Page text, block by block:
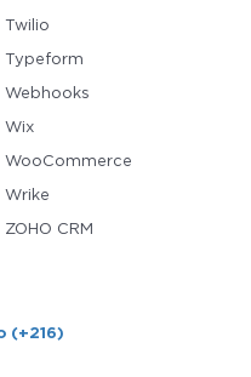
Twilio
Typeform
Webhooks
Wix
WooCommerce
Wrike
ZOHO CRM
(+216)